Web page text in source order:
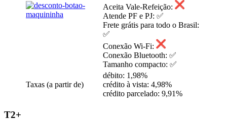
Aceita Vale-Refeição:
Atende PF e PJ: ✅
Frete grátis para todo o Brasil:
✅
Conexão Wi-Fi:
Conexão Bluetooth: ✅
Tamanho compacto: ✅
Taxas (a partir de)
débito: 1,98%
crédito à vista: 4,98%
crédito parcelado: 9,91%
T2+